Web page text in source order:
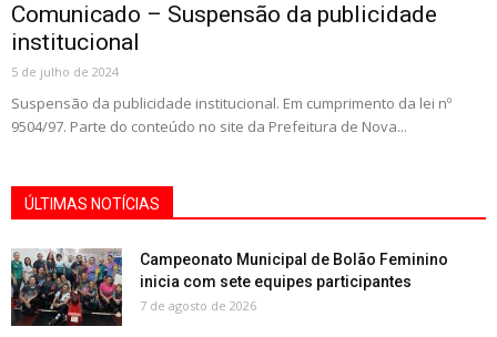
Comunicado – Suspensão da publicidade
institucional
5 de julho de 2024
Suspensão da publicidade institucional. Em cumprimento da lei nº
9504/97. Parte do conteúdo no site da Prefeitura de Nova...
ÚLTIMAS NOTÍCIAS
Campeonato Municipal de Bolão Feminino
inicia com sete equipes participantes
7 de agosto de 2026